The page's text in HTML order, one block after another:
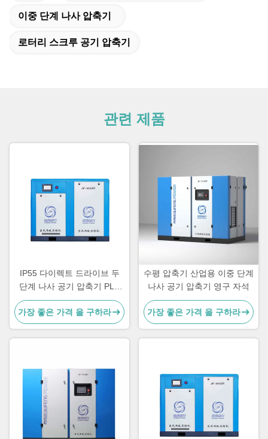
이중 단계 나사 압축기
로터리 스크루 공기 압축기
관련 제품
IP55 다이렉트 드라이브 두
단계 나사 공기 압축기 PLC
제어 공기 / 물 냉각
가장 좋은 가격 을 구하라
수평 압축기 산업용 이중 단계
나사 공기 압축기 영구 자석
가장 좋은 가격 을 구하라